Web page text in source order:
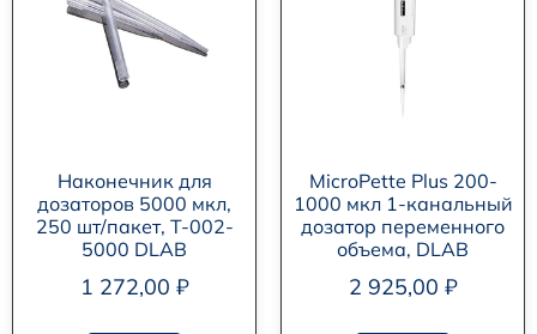
Наконечник для
дозаторов 5000 мкл,
250 шт/пакет, T-002-
5000 DLAB
1 272,00 ₽
MicroPette Plus 200-
1000 мкл 1-канальный
дозатор переменного
объема, DLAB
2 925,00 ₽